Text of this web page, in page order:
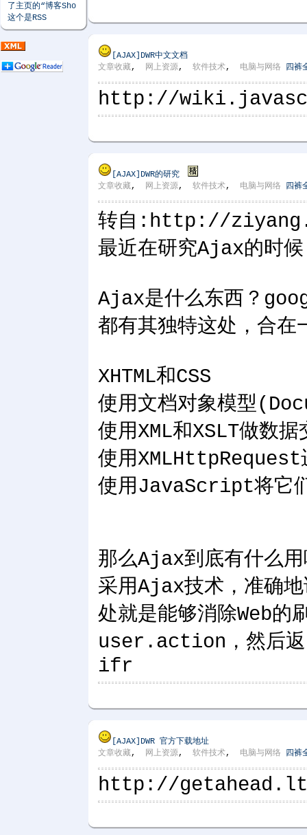
了主页的“博客Sho
这个是RSS
[AJAX] DWR中文文档
文章收藏, 网上资源, 软件技术, 电脑与网络 四裤
http://
[AJAX] DWR的研究
文章收藏, 网上资源, 软件技术, 电脑与网络 四裤
转自:http://
最近在研究Ajax的时候
Ajax是什么东西？
都有其独特这处，合
XHTML和CSS
使用文档对象模型
使用XML和XSLT做数
使用XMLHttpRequest
使用JavaScript将它
那么Ajax到底有什么
采用Ajax技术，准确
处就是能够消除Web的
user.action，然后返
ifr
[AJAX] DWR 官方下载地址
文章收藏, 网上资源, 软件技术, 电脑与网络 四裤
http://